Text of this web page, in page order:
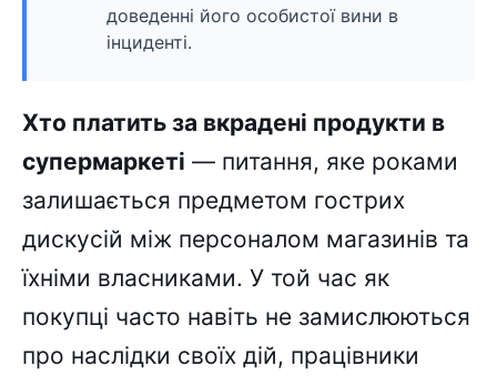
доведенні його особистої вини в
інциденті.
Хто платить за вкрадені продукти в
супермаркеті — питання, яке роками
залишається предметом гострих
дискусій між персоналом магазинів та
їхніми власниками. У той час як
покупці часто навіть не замислюються
про наслідки своїх дій, працівники